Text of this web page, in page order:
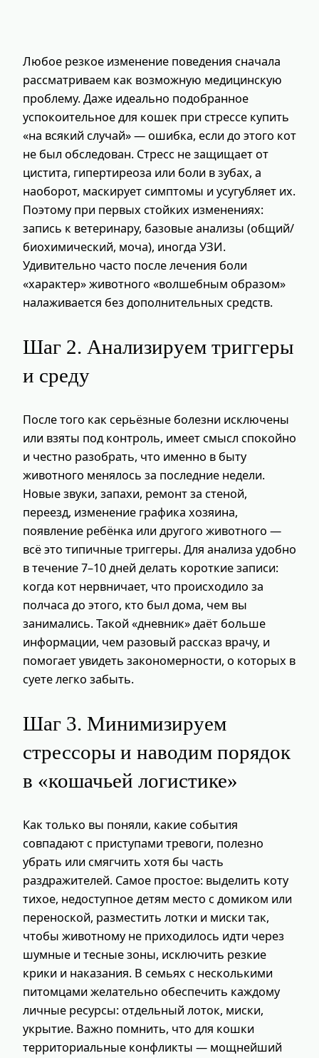
Любое резкое изменение поведения сначала
рассматриваем как возможную медицинскую
проблему. Даже идеально подобранное
успокоительное для кошек при стрессе купить
«на всякий случай» — ошибка, если до этого кот
не был обследован. Стресс не защищает от
цистита, гипертиреоза или боли в зубах, а
наоборот, маскирует симптомы и усугубляет их.
Поэтому при первых стойких изменениях:
запись к ветеринару, базовые анализы (общий/
биохимический, моча), иногда УЗИ.
Удивительно часто после лечения боли
«характер» животного «волшебным образом»
налаживается без дополнительных средств.
Шаг 2. Анализируем триггеры
и среду
После того как серьёзные болезни исключены
или взяты под контроль, имеет смысл спокойно
и честно разобрать, что именно в быту
животного менялось за последние недели.
Новые звуки, запахи, ремонт за стеной,
переезд, изменение графика хозяина,
появление ребёнка или другого животного —
всё это типичные триггеры. Для анализа удобно
в течение 7–10 дней делать короткие записи:
когда кот нервничает, что происходило за
полчаса до этого, кто был дома, чем вы
занимались. Такой «дневник» даёт больше
информации, чем разовый рассказ врачу, и
помогает увидеть закономерности, о которых в
суете легко забыть.
Шаг 3. Минимизируем
стрессоры и наводим порядок
в «кошачьей логистике»
Как только вы поняли, какие события
совпадают с приступами тревоги, полезно
убрать или смягчить хотя бы часть
раздражителей. Самое простое: выделить коту
тихое, недоступное детям место с домиком или
переноской, разместить лотки и миски так,
чтобы животному не приходилось идти через
шумные и тесные зоны, исключить резкие
крики и наказания. В семьях с несколькими
питомцами желательно обеспечить каждому
личные ресурсы: отдельный лоток, миски,
укрытие. Важно помнить, что для кошки
территориальные конфликты — мощнейший